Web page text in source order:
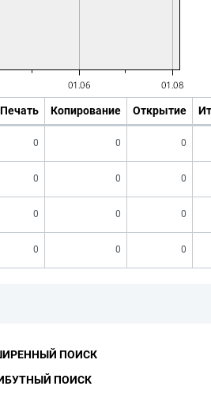
Печать Копирование Открытие
0 0 0
0 0 0
0 0 0
0 0 0
ПОИСК
ПОИСК